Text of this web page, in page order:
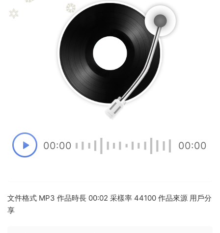
00:00 00:00
文件格式 MP3 作品時長 00:02 采樣率 44100 作品來源 用戶分
享